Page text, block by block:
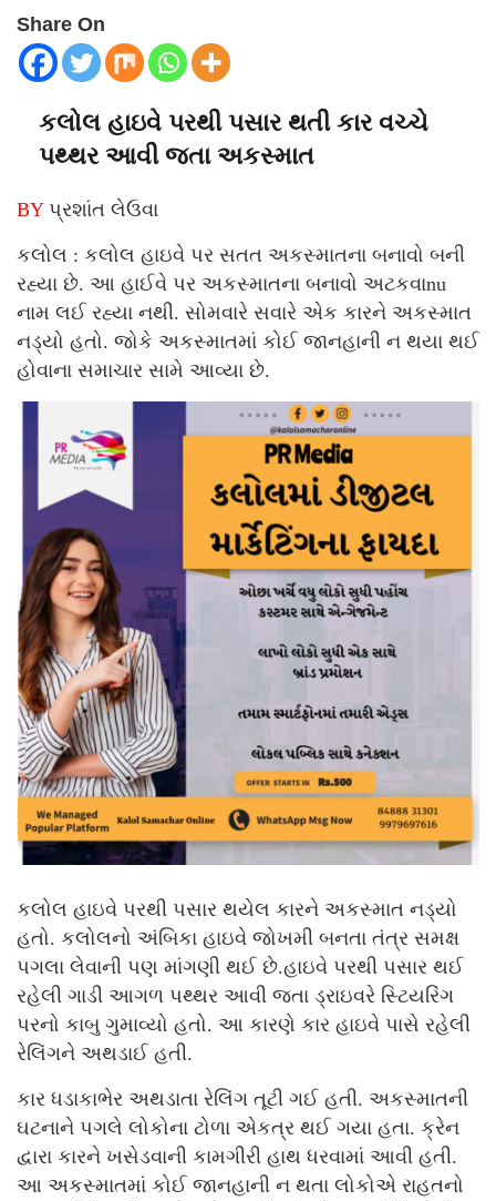
Share On
કલોલ હાઇવે પરથી પસાર થતી કાર વચ્ચે
પથ્થર આવી જતા અકસ્માત
BYપ્રશાંત લેઉવા
કલોલ : કલોલ હાઇવે પર સતત અકસ્માતના બનાવો બની
રહ્યા છે. આ હાઈવે પર અકસ્માતના બનાવો અટકવાnu
નામ લઈ રહ્યા નથી. સોમવારે સવારે એક કારને અકસ્માત
નડ્યો હતો. જોકે અકસ્માતમાં કોઈ જાનહાની ન થયા થઈ
હોવાના સમાચાર સામે આવ્યા છે.
કલોલ હાઇવે પરથી પસાર થયેલ કારને અકસ્માત નડ્યો
હતો. કલોલનો અંબિકા હાઇવે જોખમી બનતા તંત્ર સમક્ષ
પગલા લેવાની પણ માંગણી થઈ છે.હાઇવે પરથી પસાર થઈ
રહેલી ગાડી આગળ પથ્થર આવી જતા ડ્રાઇવરે સ્ટિયરિંગ
પરનો કાબુ ગુમાવ્યો હતો. આ કારણે કાર હાઇવે પાસે રહેલી
રેલિંગને અથડાઈ હતી.
કાર ધડાકાભેર અથડાતા રેલિંગ તૂટી ગઈ હતી. અકસ્માતની
ઘટનાને પગલે લોકોના ટોળા એકત્ર થઈ ગયા હતા. ક્રેન
દ્વારા કારને ખસેડવાની કામગીરી હાથ ધરવામાં આવી હતી.
આ અકસ્માતમાં કોઈ જાનહાની ન થતા લોકોએ રાહતનો